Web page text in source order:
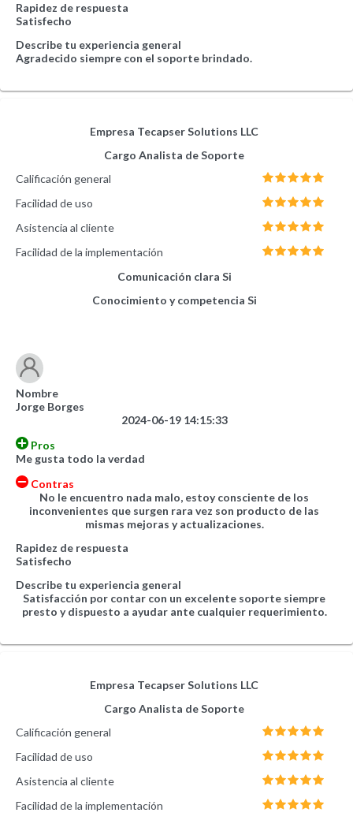
Rapidez de respuesta
Satisfecho
Describe tu experiencia general
Agradecido siempre con el soporte brindado.
Empresa Tecapser Solutions LLC
Cargo Analista de Soporte
Calificación general
Facilidad de uso
Asistencia al cliente
Facilidad de la implementación
Comunicación clara Si
Conocimiento y competencia Si
Nombre
Jorge Borges
2024-06-19 14:15:33
Pros
Me gusta todo la verdad
Contras
No le encuentro nada malo, estoy consciente de los
inconvenientes que surgen rara vez son producto de las
mismas mejoras y actualizaciones.
Rapidez de respuesta
Satisfecho
Describe tu experiencia general
Satisfacción por contar con un excelente soporte siempre
presto y dispuesto a ayudar ante cualquier requerimiento.
Empresa Tecapser Solutions LLC
Cargo Analista de Soporte
Calificación general
Facilidad de uso
Asistencia al cliente
Facilidad de la implementación